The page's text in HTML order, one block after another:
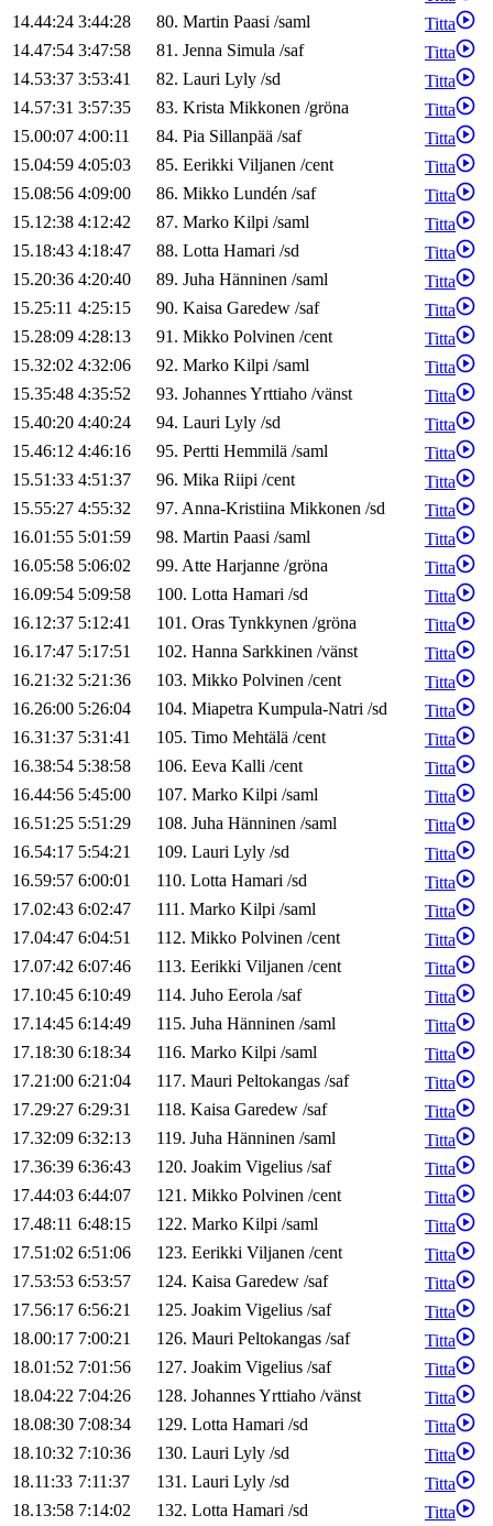
14.44:24 3:44:28 80. Martin Paasi /saml
Titta
14.47:54 3:47:58 81. Jenna Simula /saf
Titta
14.53:37 3:53:41 82. Lauri Lyly /sd
Titta
14.57:31 3:57:35 83. Krista Mikkonen /gröna
Titta
15.00:07 4:00:11 84. Pia Sillanpää /saf
Titta
15.04:59 4:05:03 85. Eerikki Viljanen /cent
Titta
15.08:56 4:09:00 86. Mikko Lundén /saf
Titta
15.12:38 4:12:42 87. Marko Kilpi /saml
Titta
15.18:43 4:18:47 88. Lotta Hamari /sd
Titta
15.20:36 4:20:40 89. Juha Hänninen /saml
Titta
15.25:11 4:25:15 90. Kaisa Garedew /saf
Titta
15.28:09 4:28:13 91. Mikko Polvinen /cent
Titta
15.32:02 4:32:06 92. Marko Kilpi /saml
Titta
15.35:48 4:35:52 93. JohannesYrttiaho /vänst
Titta
15.40:20 4:40:24 94. Lauri Lyly /sd
Titta
15.46:12 4:46:16 95. Pertti Hemmilä /saml
Titta
15.51:33 4:51:37 96. Mika Riipi /cent
Titta
15.55:27 4:55:32 97. Anna-Kristiina Mikkonen /sd
Titta
16.01:55 5:01:59 98. Martin Paasi /saml
Titta
16.05:58 5:06:02 99. Atte Harjanne /gröna
Titta
16.09:54 5:09:58 100. Lotta Hamari /sd
Titta
16.12:37 5:12:41 101. Oras Tynkkynen /gröna
Titta
16.17:47 5:17:51 102. Hanna Sarkkinen /vänst
Titta
16.21:32 5:21:36 103. Mikko Polvinen /cent
Titta
16.26:00 5:26:04 104. Miapetra Kumpula-Natri /sd
Titta
16.31:37 5:31:41 105. Timo Mehtälä /cent
Titta
16.38:54 5:38:58 106. Eeva Kalli /cent
Titta
16.44:56 5:45:00 107. Marko Kilpi /saml
Titta
16.51:25 5:51:29 108. Juha Hänninen /saml
Titta
16.54:17 5:54:21 109. Lauri Lyly /sd
Titta
16.59:57 6:00:01 110. Lotta Hamari /sd
Titta
17.02:43 6:02:47 111. Marko Kilpi /saml
Titta
17.04:47 6:04:51 112. Mikko Polvinen /cent
Titta
17.07:42 6:07:46 113. Eerikki Viljanen /cent
Titta
17.10:45 6:10:49 114. Juho Eerola /saf
Titta
17.14:45 6:14:49 115. Juha Hänninen /saml
Titta
17.18:30 6:18:34 116. Marko Kilpi /saml
Titta
17.21:00 6:21:04 117. Mauri Peltokangas /saf
Titta
17.29:27 6:29:31 118. Kaisa Garedew /saf
Titta
17.32:09 6:32:13 119. Juha Hänninen /saml
Titta
17.36:39 6:36:43 120. Joakim Vigelius /saf
Titta
17.44:03 6:44:07 121. Mikko Polvinen /cent
Titta
17.48:11 6:48:15 122. Marko Kilpi /saml
Titta
17.51:02 6:51:06 123. Eerikki Viljanen /cent
Titta
17.53:53 6:53:57 124. Kaisa Garedew /saf
Titta
17.56:17 6:56:21 125. Joakim Vigelius /saf
Titta
18.00:17 7:00:21 126. Mauri Peltokangas /saf
Titta
18.01:52 7:01:56 127. Joakim Vigelius /saf
Titta
18.04:22 7:04:26 128. JohannesYrttiaho /vänst
Titta
18.08:30 7:08:34 129. Lotta Hamari /sd
Titta
18.10:32 7:10:36 130. Lauri Lyly /sd
Titta
18.11:33 7:11:37 131. Lauri Lyly /sd
Titta
18.13:58 7:14:02 132. Lotta Hamari /sd
Titta